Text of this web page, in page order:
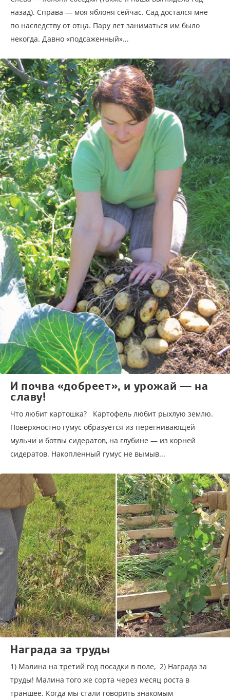
назад). Справа — моя яблоня сейчас. Сад достался мне
по наследству от отца. Пару лет заниматься им было
некогда. Давно «подсаженный»...
И почва «добреет», и урожай — на
славу!
Что любит картошка? Картофель любит рыхлую землю.
Поверхностно гумус образуется из перегнивающей
мульчи и ботвы сидератов, на глубине — из корней
сидератов. Накопленный гумус не вымыв...
Награда за труды
1) Малина на третий год посадки в поле, 2) Награда за
труды! Малина того же сорта через месяц роста в
траншее. Когда мы стали говорить знакомым